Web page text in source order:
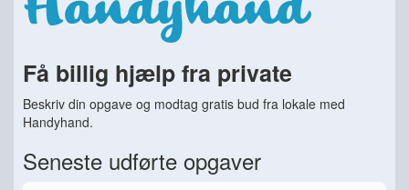
Få billig hjælp fra private
Beskriv din opgave og modtag gratis bud fra lokale med
Handyhand.
Seneste udførte opgaver